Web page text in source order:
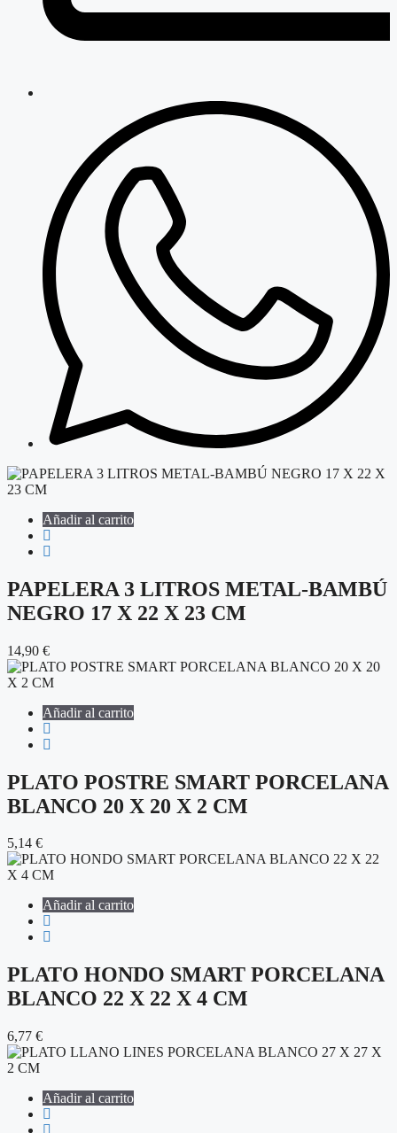
Añadir al carrito
PAPELERA 3 LITROS METAL-BAMBÚ
NEGRO 17 X 22 X 23 CM
14,90 €
Añadir al carrito
PLATO POSTRE SMART PORCELANA
BLANCO 20 X 20 X 2 CM
5,14 €
Añadir al carrito
PLATO HONDO SMART PORCELANA
BLANCO 22 X 22 X 4 CM
6,77 €
Añadir al carrito